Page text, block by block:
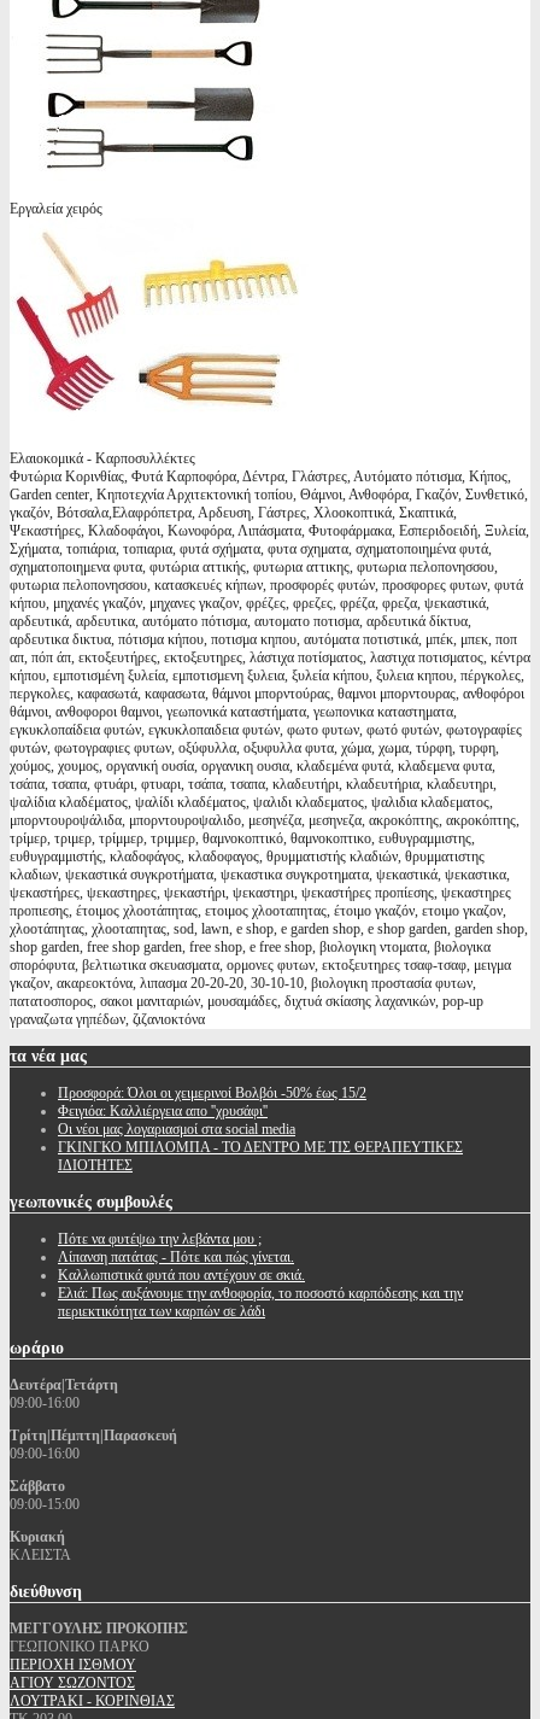
Εργαλεία χειρός
Ελαιοκομικά - Καρποσυλλέκτες
Φυτώρια Κορινθίας, Φυτά Καρποφόρα, Δέντρα, Γλάστρες, Αυτόματο πότισμα, Κήπος,
Garden center, Κηποτεχνία Αρχιτεκτονική τοπίου, Θάμνοι, Ανθοφόρα, Γκαζόν, Συνθετικό,
γκαζόν, Βότσαλα,Ελαφρόπετρα, Αρδευση, Γάστρες, Χλοοκοπτικά, Σκαπτικά,
Ψεκαστήρες, Κλαδοφάγοι, Κωνοφόρα, Λιπάσματα, Φυτοφάρμακα, Εσπεριδοειδή, Ξυλεία,
Σχήματα, τοπιάρια, τοπιαρια, φυτά σχήματα, φυτα σχηματα, σχηματοποιημένα φυτά,
σχηματοποιημενα φυτα, φυτώρια αττικής, φυτωρια αττικης, φυτωρια πελοπονησσου,
φυτωρια πελοπονησσου, κατασκευές κήπων, προσφορές φυτών, προσφορες φυτων, φυτά
κήπου, μηχανές γκαζόν, μηχανες γκαζον, φρέζες, φρεζες, φρέζα, φρεζα, ψεκαστικά,
αρδευτικά, αρδευτικα, αυτόματο πότισμα, αυτοματο ποτισμα, αρδευτικά δίκτυα,
αρδευτικα δικτυα, πότισμα κήπου, ποτισμα κηπου, αυτόματα ποτιστικά, μπέκ, μπεκ, ποπ
απ, πόπ άπ, εκτοξευτήρες, εκτοξευτηρες, λάστιχα ποτίσματος, λαστιχα ποτισματος, κέντρα
κήπου, εμποτισμένη ξυλεία, εμποτισμενη ξυλεια, ξυλεία κήπου, ξυλεια κηπου, πέργκολες,
περγκολες, καφασωτά, καφασωτα, θάμνοι μπορντούρας, θαμνοι μπορντουρας, ανθοφόροι
θάμνοι, ανθοφοροι θαμνοι, γεωπονικά καταστήματα, γεωπονικα καταστηματα,
εγκυκλοπαίδεια φυτών, εγκυκλοπαιδεια φυτών, φωτο φυτων, φωτό φυτών, φωτογραφίες
φυτών, φωτογραφιες φυτων, οξύφυλλα, οξυφυλλα φυτα, χώμα, χωμα, τύρφη, τυρφη,
χούμος, χουμος, οργανική ουσία, οργανικη ουσια, κλαδεμένα φυτά, κλαδεμενα φυτα,
τσάπα, τσαπα, φτυάρι, φτυαρι, τσάπα, τσαπα, κλαδευτήρι, κλαδευτήρια, κλαδευτηρι,
ψαλίδια κλαδέματος, ψαλίδι κλαδέματος, ψαλιδι κλαδεματος, ψαλιδια κλαδεματος,
μπορντουροψάλιδα, μπορντουροψαλιδο, μεσηνέζα, μεσηνεζα, ακροκόπτης, ακροκόπτης,
τρίμερ, τριμερ, τρίμμερ, τριμμερ, θαμνοκοπτικό, θαμνοκοπτικο, ευθυγραμμιστης,
ευθυγραμμιστής, κλαδοφάγος, κλαδοφαγος, θρυμματιστής κλαδιών, θρυμματιστης
κλαδιων, ψεκαστικά συγκροτήματα, ψεκαστικα συγκροτηματα, ψεκαστικά, ψεκαστικα,
ψεκαστήρες, ψεκαστηρες, ψεκαστήρι, ψεκαστηρι, ψεκαστήρες προπίεσης, ψεκαστηρες
προπιεσης, έτοιμος χλοοτάπητας, ετοιμος χλοοταπητας, έτοιμο γκαζόν, ετοιμο γκαζον,
χλοοτάπητας, χλοοταπητας, sod, lawn, e shop, e garden shop, e shop garden, garden shop,
shop garden, free shop garden, free shop, e free shop, βιολογικη ντοματα, βιολογικα
σπορόφυτα, βελτιωτικα σκευασματα, ορμονες φυτων, εκτοξευτηρες τσαφ-τσαφ, μειγμα
γκαζον, ακαρεοκτόνα, λιπασμα 20-20-20, 30-10-10, βιολογικη προστασία φυτων,
πατατοσπορος, σακοι μανιταριών, μουσαμάδες, διχτυά σκίασης λαχανικών, pop-up
γραναζωτα γηπέδων, ζιζανιοκτόνα
τα νέα μας
Προσφορά: Όλοι οι χειμερινοί Βολβόι -50% έως 15/2
Φειγιόα: Καλλιέργεια απο ''χρυσάφι''
Oι νέοι μας λογαριασμοί στα social media
ΓΚΙΝΓΚΟ ΜΠΙΛΟΜΠΑ - ΤΟ ΔΕΝΤΡΟ ΜΕ ΤΙΣ ΘΕΡΑΠΕΥΤΙΚΕΣ
ΙΔΙΟΤΗΤΕΣ
γεωπονικές συμβουλές
Πότε να φυτέψω την λεβάντα μου ;
Λίπανση πατάτας - Πότε και πώς γίνεται.
Καλλωπιστικά φυτά που αντέχουν σε σκιά.
Ελιά: Πως αυξάνουμε την ανθοφορία, το ποσοστό καρπόδεσης και την
περιεκτικότητα των καρπών σε λάδι
ωράριο
Δευτέρα|Τετάρτη
09:00-16:00
Τρίτη|Πέμπτη|Παρασκευή
09:00-16:00
Σάββατο
09:00-15:00
Κυριακή
ΚΛΕΙΣΤΑ
διεύθυνση
ΜΕΓΓΟΥΛΗΣ ΠΡΟΚΟΠΗΣ
ΓΕΩΠΟΝΙΚΟ ΠΑΡΚΟ
ΠΕΡΙΟΧΗ ΙΣΘΜΟΥ
ΑΓΙΟΥ ΣΩΖΟΝΤΟΣ
ΛΟΥΤΡΑΚΙ - ΚΟΡΙΝΘΙΑΣ